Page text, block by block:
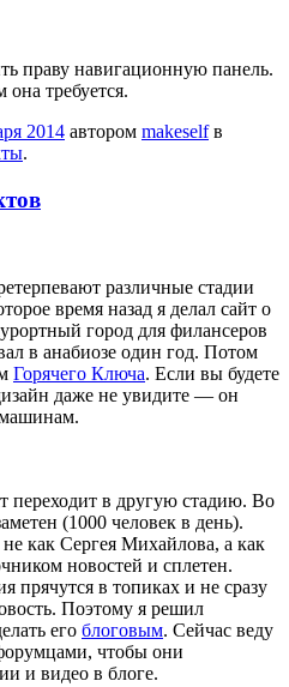
праву навигационную панель.
она требуется.
2014 автором makeselfв
.
различные стадии
время назад я делал сайт о
город для филансеров
в анабиозе один год. Потом
Горячего Ключа. Если вы будете
даже не увидите — он
переходит в другую стадию. Во
(1000 человек в день).
как Сергея Михайлова, а как
новостей и сплетен.
прячутся в топиках и не сразу
Поэтому я решил
его блоговым. Сейчас веду
чтобы они
и видео в блоге.